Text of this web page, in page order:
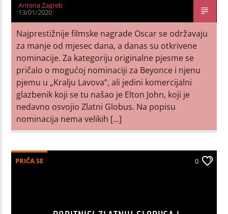
Antena Zagreb
13/01/2020
Najprestižnije filmske nagrade Oscar se održavaju
za manje od mjesec dana, a danas su otkrivene
nominacije. Za kategoriju originalne pjesme se
pričalo o mogućoj nominaciji za Beyonce i njenu
pjemu u „Kralju Lavova”, ali jedini komercijalni
glazbenik koji se tu našao je Elton John, koji je
nedavno osvojio Zlatni Globus. Na popisu
nominacija nema velikih […]
PRIČA SE 0